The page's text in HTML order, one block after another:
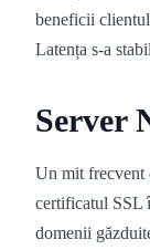
beneficii
Latența s-a
Server
Un mit frecvent
certificatul SSL
domenii